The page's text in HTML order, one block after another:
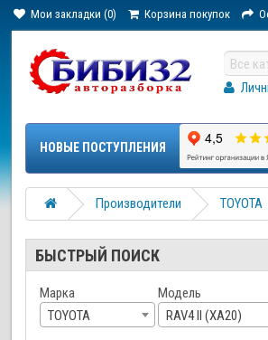
Мои закладки (0) Корзина покупок
Все
НОВЫЕ ПОСТУПЛЕНИЯ
Производители TOYOTA
БЫСТРЫЙ ПОИСК
Марка
TOYOTA
Модель
RAV4 II (XA20)